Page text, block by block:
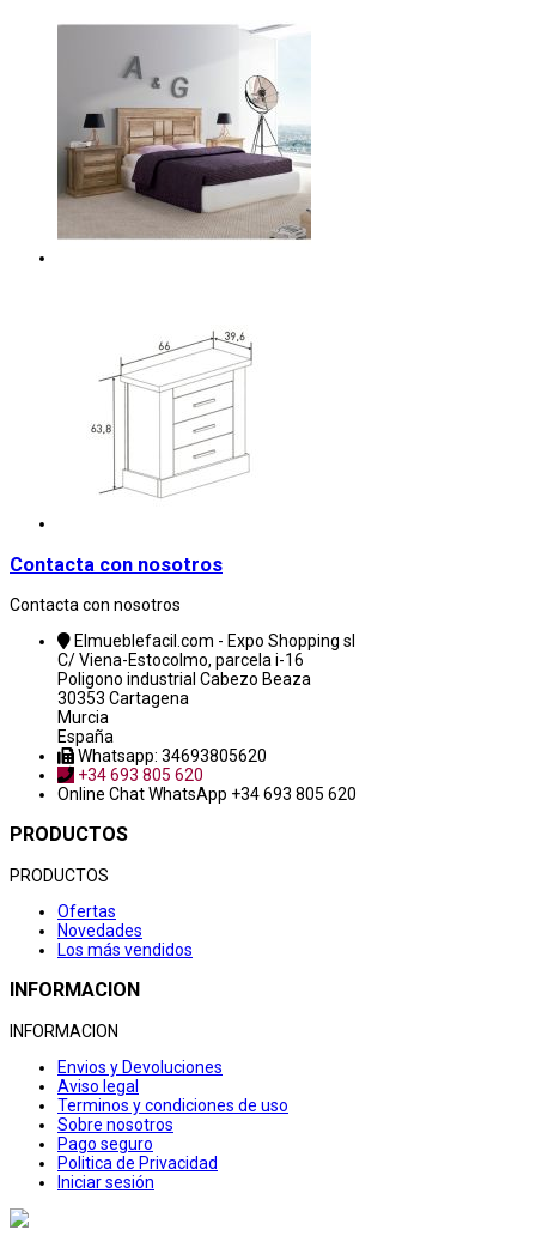
Contacta con nosotros
Contacta con nosotros
Elmueblefacil.com - Expo Shopping sl
C/ Viena-Estocolmo, parcela i-16
Poligono industrial Cabezo Beaza
30353 Cartagena
Murcia
España
Whatsapp: 34693805620
+34 693 805 620
Online ChatWhatsApp +34 693 805 620
PRODUCTOS
PRODUCTOS
Ofertas
Novedades
Los más vendidos
INFORMACION
INFORMACION
Envios y Devoluciones
Aviso legal
Terminos y condiciones de uso
Sobre nosotros
Pago seguro
Politica de Privacidad
Iniciar sesión